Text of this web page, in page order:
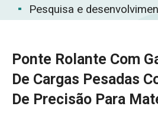
Pesquisa e
Ponte Rolante Com
De Cargas Pesadas
De Precisão Para
Українська
Kiswahili
Dansk
Norsk